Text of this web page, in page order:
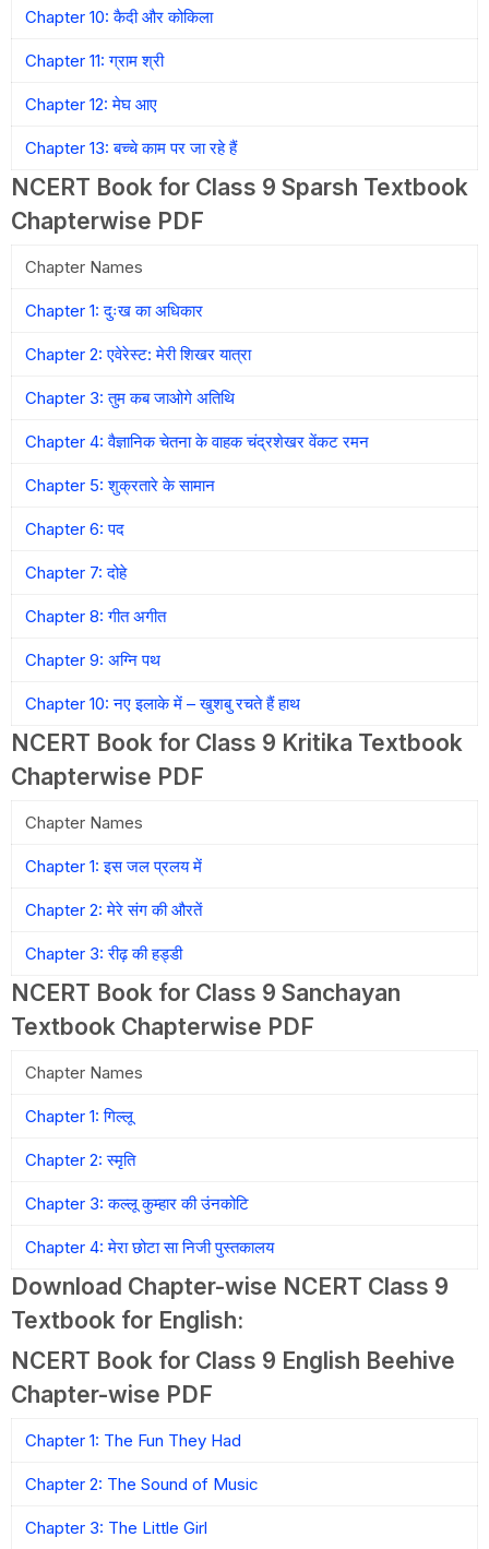
Chapter 10: कैदी और कोकिला
Chapter 11: ग्राम श्री
Chapter 12: मेघ आए
Chapter 13: बच्चे काम पर जा रहे हैं
NCERT Book for Class 9 Sparsh Textbook
Chapterwise PDF
Chapter Names
Chapter 1: दुःख का अधिकार
Chapter 2: एवेरेस्ट: मेरी शिखर यात्रा
Chapter 3: तुम कब जाओगे अतिथि
Chapter 4: वैज्ञानिक चेतना के वाहक चंद्रशेखर वेंकट रमन
Chapter 5: शुक्रतारे के सामान
Chapter 6: पद
Chapter 7: दोहे
Chapter 8: गीत अगीत
Chapter 9: अग्नि पथ
Chapter 10: नए इलाके में – खुशबु रचते हैं हाथ
NCERT Book for Class 9 Kritika Textbook
Chapterwise PDF
Chapter Names
Chapter 1: इस जल प्रलय में
Chapter 2: मेरे संग की औरतें
Chapter 3: रीढ़ की हड्डी
NCERT Book for Class 9 Sanchayan
Textbook Chapterwise PDF
Chapter Names
Chapter 1: गिल्लू
Chapter 2: स्मृति
Chapter 3: कल्लू कुम्हार की उंनकोटि
Chapter 4: मेरा छोटा सा निजी पुस्तकालय
Download Chapter-wise NCERT Class 9
Textbook for English:
NCERT Book for Class 9 English Beehive
Chapter-wise PDF
Chapter 1: The Fun They Had
Chapter 2: The Sound of Music
Chapter 3: The Little Girl